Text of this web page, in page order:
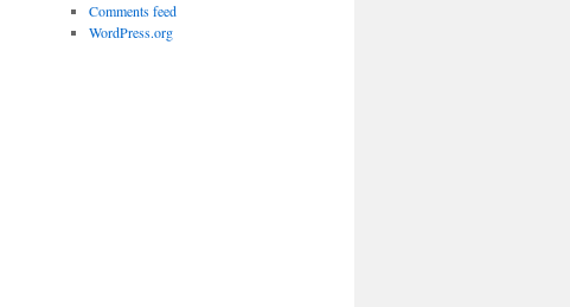
Comments feed
WordPress.org